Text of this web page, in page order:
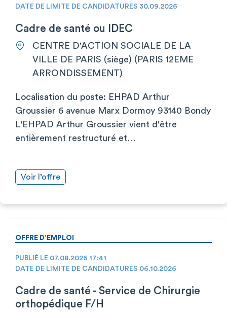
DATE DE LIMITE DE CANDIDATURES 30.09.2026
Cadre de santé ou IDEC
CENTRE D'ACTION SOCIALE DE LA
VILLE DE PARIS (siège) (PARIS 12EME
ARRONDISSEMENT)
Localisation du poste: EHPAD Arthur
Groussier 6 avenue Marx Dormoy 93140 Bondy
L'EHPAD Arthur Groussier vient d'être
entièrement restructuré et…
Voir l’offre
OFFRE D’EMPLOI
PUBLIÉ LE 07.08.2026 17:41
DATE DE LIMITE DE CANDIDATURES 06.10.2026
Cadre de santé - Service de Chirurgie
orthopédique F/H